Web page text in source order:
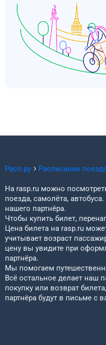
Расп.ру Расписание
На rasp.ru можно
поезда, самолёта,
нашего партнёра.
Чтобы купить билет,
Цена билета на rasp.ru
учитывает возраст
цену вы увидите при
партнёра.
Мы помогаем
Всё остальное делает наш
покупку или возврат
партнёра будут в письме с